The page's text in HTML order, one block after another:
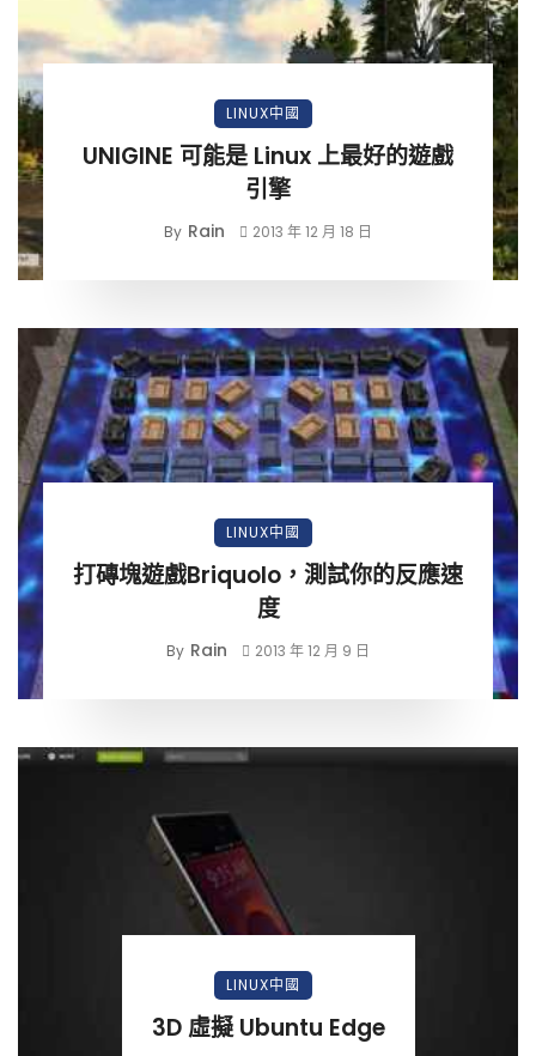
LINUX中國
UNIGINE 可能是 Linux 上最好的遊戲
引擎
By Rain 2013 年 12 月 18 日
LINUX中國
打磚塊遊戲Briquolo，測試你的反應速
度
By Rain 2013 年 12 月 9 日
LINUX中國
3D 虛擬 Ubuntu Edge